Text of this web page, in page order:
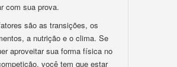
com sua prova.
são as transições, os
a nutrição e o clima. Se
aproveitar sua forma física no
você tem que estar